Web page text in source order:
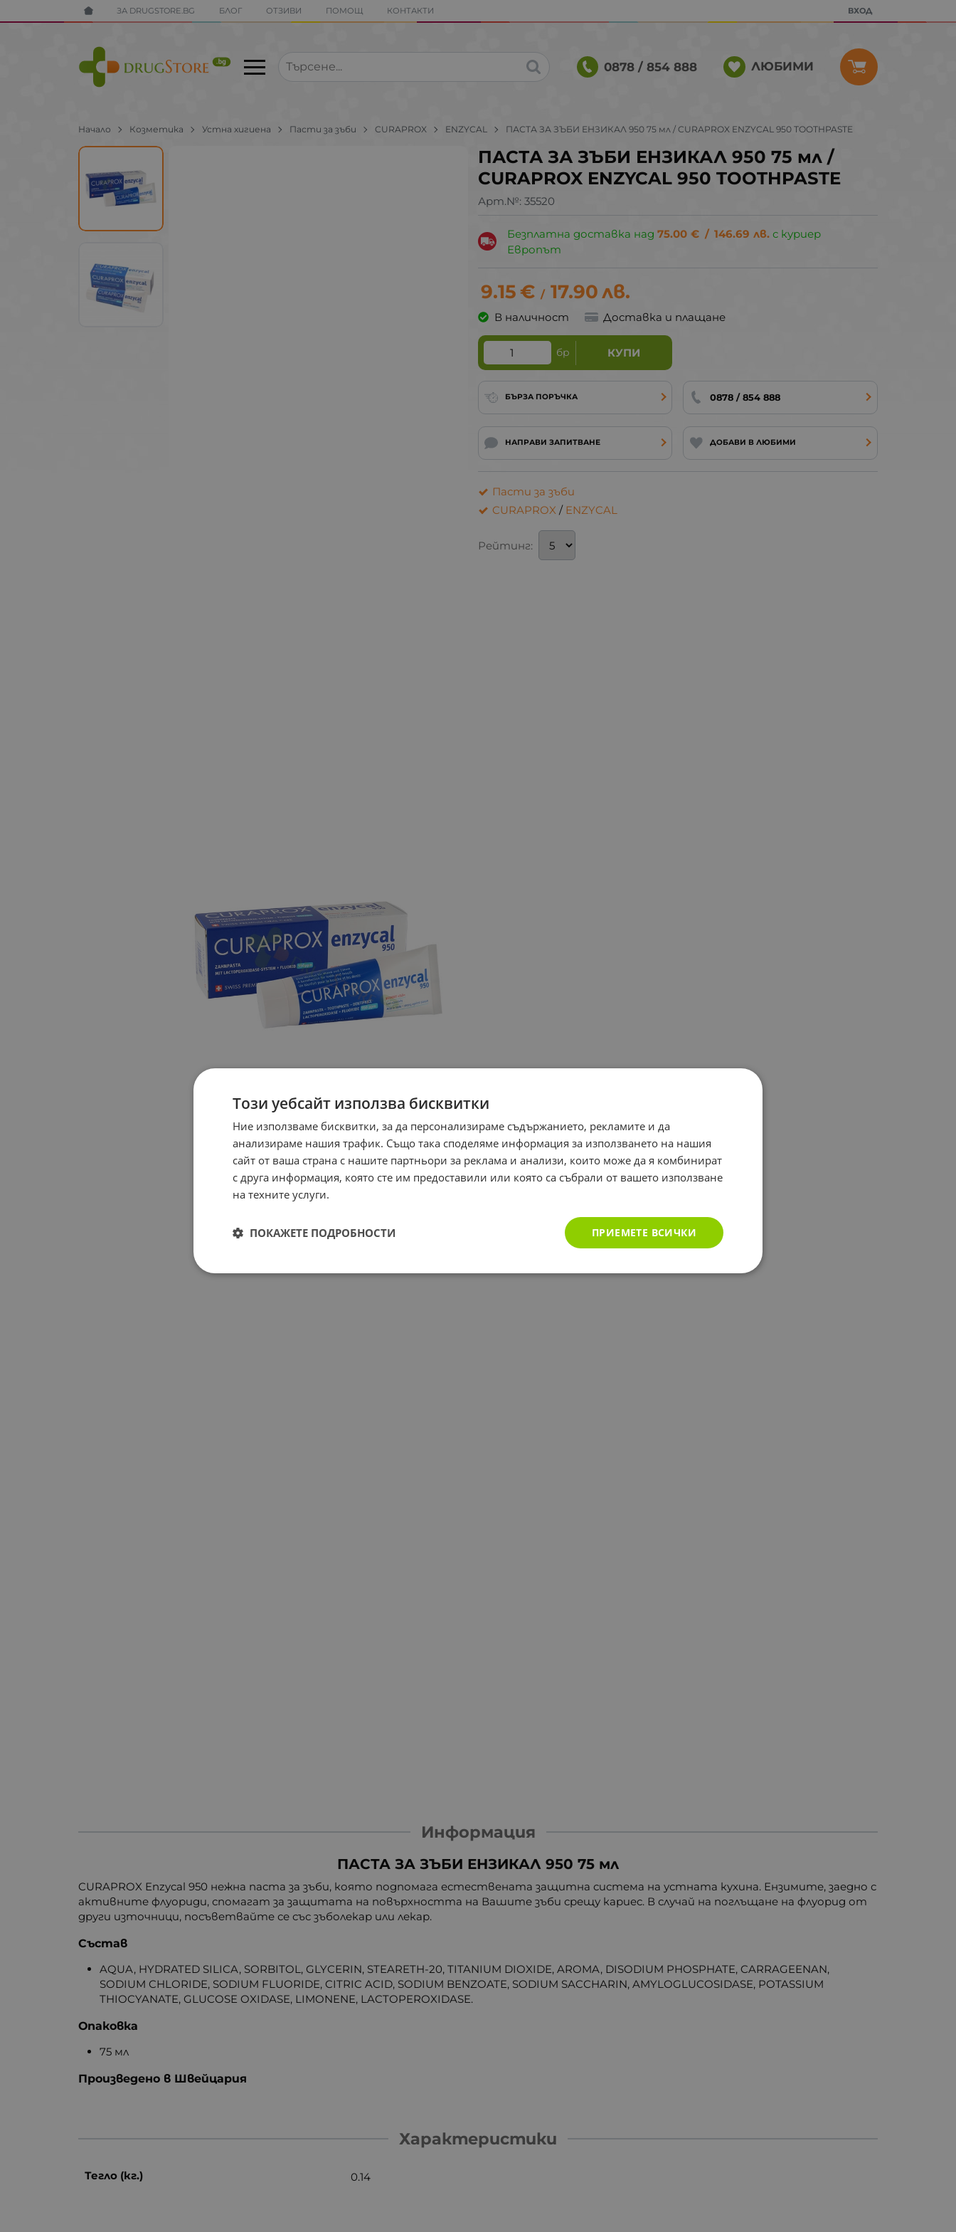
ЗА DRUGSTORE.BG БЛОГ ОТЗИВИ ПОМОЩ КОНТАКТИ ВХОД
0878 / 854 888 ЛЮБИМИ
Начало Козметика Устна хигиена Пасти за зъби CURAPROX ENZYCAL ПАСТА ЗА ЗЪБИ ЕНЗИКАЛ 950 75 мл / CURAPROX ENZYCAL 950 TOOTHPASTE
ПАСТА ЗА ЗЪБИ ЕНЗИКАЛ 950 75 мл /
CURAPROX ENZYCAL 950 TOOTHPASTE
Арт.№: 35520
Безплатна доставка над75.00 € / 146.69 лв. с куриер
Европът
9.15€ / 17.90лв.
В наличност Доставка и плащане
бр КУПИ
БЪРЗА ПОРЪЧКА 0878 / 854 888
НАПРАВИ ЗАПИТВАНЕ ДОБАВИ В ЛЮБИМИ
Пасти за зъби
CURAPROX / ENZYCAL
Рейтинг:
Информация
ПАСТА ЗА ЗЪБИ ЕНЗИКАЛ 950 75 мл
CURAPROX Enzycal 950 нежна паста за зъби, която подпомага естествената защитна система на устната кухина. Ензимите, заедно с
активните флуориди, спомагат за защитата на повърхността на Вашите зъби срещу кариес. В случай на поглъщане на флуорид от
други източници, посъветвайте се със зъболекар или лекар.
Състав
AQUA, HYDRATED SILICA, SORBITOL, GLYCERIN, STEARETH-20, TITANIUM DIOXIDE, AROMA, DISODIUM PHOSPHATE, CARRAGEENAN,
SODIUM CHLORIDE, SODIUM FLUORIDE, CITRIC ACID, SODIUM BENZOATE, SODIUM SACCHARIN, AMYLOGLUCOSIDASE, POTASSIUM
THIOCYANATE, GLUCOSE OXIDASE, LIMONENE, LACTOPEROXIDASE.
Опаковка
75 мл
Произведено в Швейцария
Характеристики
Тегло (кг.) 0.14
Този уебсайт използва бисквитки
Ние използваме бисквитки, за да персонализираме съдържанието, рекламите и да
анализираме нашия трафик. Също така споделяме информация за използването на нашия
сайт от ваша страна с нашите партньори за реклама и анализи, които може да я комбинират
с друга информация, която сте им предоставили или която са събрали от вашето използване
на техните услуги.
ПРИЕМЕТЕ ВСИЧКИ
ПОКАЖЕТЕ ПОДРОБНОСТИ